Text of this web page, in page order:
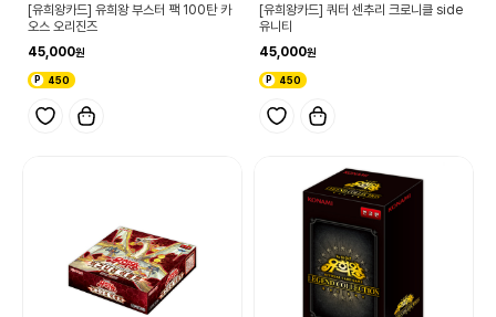
[유희왕카드] 유희왕 부스터 팩 100탄 카
오스 오리진즈
45,000
450
[유희왕카드] 쿼터 센추리 크로니클 side
유니티
45,000
450